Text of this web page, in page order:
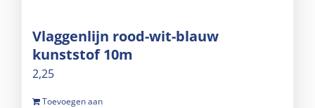
Vlaggenlijn rood-wit-blauw
kunststof 10m
2,25
Toevoegen aan